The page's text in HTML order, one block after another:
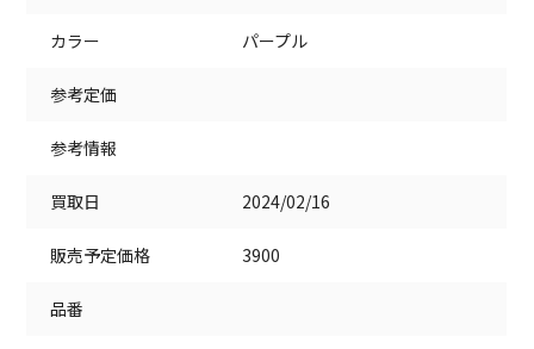
カラー パープル
参考定価
参考情報
買取日 2024/02/16
販売予定価格 3900
品番